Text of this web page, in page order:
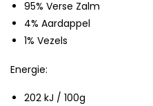
95% Verse Zalm
4% Aardappel
1% Vezels
Energie:
202 kJ / 100g